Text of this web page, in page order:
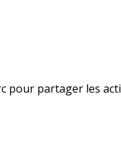
pour partager les